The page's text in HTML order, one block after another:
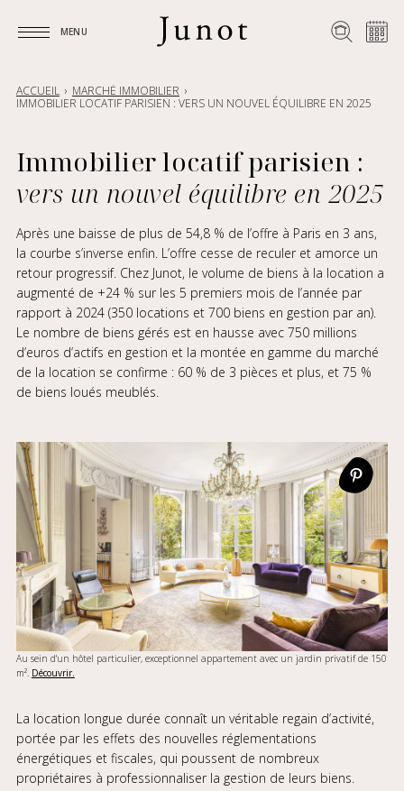
MENU
ACCUEIL
MARCHÉ IMMOBILIER
IMMOBILIER LOCATIF PARISIEN : VERS UN NOUVEL ÉQUILIBRE EN 2025
Immobilier locatif parisien :
vers un nouvel équilibre en 2025
Après une baisse de plus de 54,8 % de l’offre à Paris en 3 ans,
la courbe s’inverse enfin. L’offre cesse de reculer et amorce un
retour progressif. Chez Junot, le volume de biens à la location a
augmenté de +24 % sur les 5 premiers mois de l’année par
rapport à 2024 (350 locations et 700 biens en gestion par an).
Le nombre de biens gérés est en hausse avec 750 millions
d’euros d’actifs en gestion et la montée en gamme du marché
de la location se confirme : 60 % de 3 pièces et plus, et 75 %
de biens loués meublés.
Au sein d'un hôtel particulier, exceptionnel appartement avec un jardin privatif de 150
m². Découvrir.
La location longue durée connaît un véritable regain d’activité,
portée par les effets des nouvelles réglementations
énergétiques et fiscales, qui poussent de nombreux
propriétaires à professionnaliser la gestion de leurs biens.